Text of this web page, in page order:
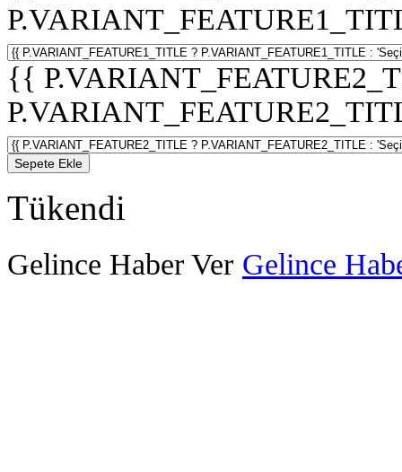
{{
Sepete Ekle
Tükendi
Gelince Haber Ver Gelince